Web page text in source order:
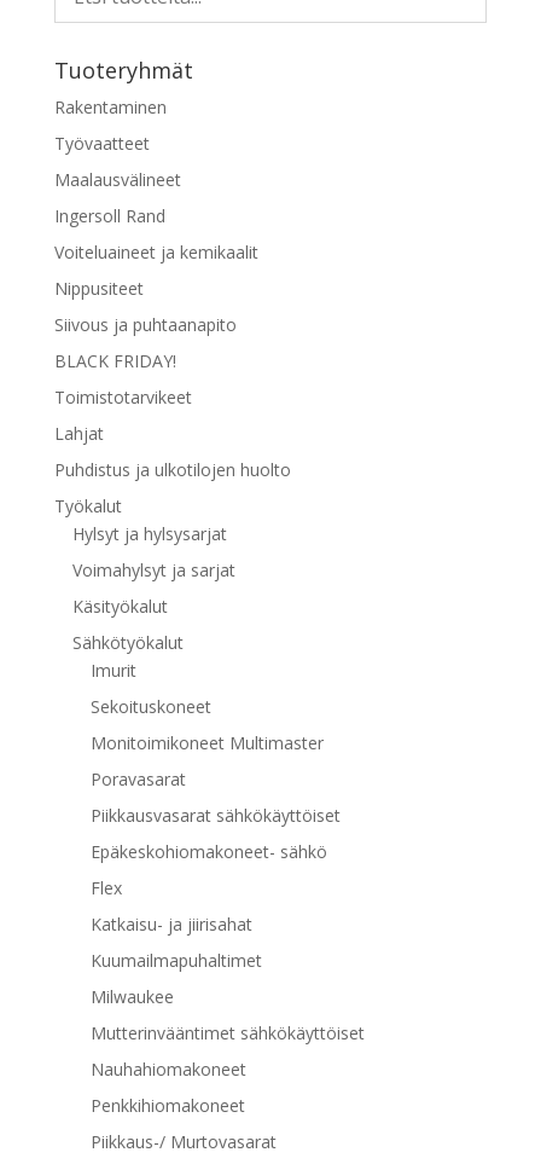
Tuoteryhmät
Rakentaminen
Työvaatteet
Maalausvälineet
Ingersoll Rand
Voiteluaineet ja kemikaalit
Nippusiteet
Siivous ja puhtaanapito
BLACK FRIDAY!
Toimistotarvikeet
Lahjat
Puhdistus ja ulkotilojen huolto
Työkalut
Hylsyt ja hylsysarjat
Voimahylsyt ja sarjat
Käsityökalut
Sähkötyökalut
Imurit
Sekoituskoneet
Monitoimikoneet Multimaster
Poravasarat
Piikkausvasarat sähkökäyttöiset
Epäkeskohiomakoneet- sähkö
Flex
Katkaisu- ja jiirisahat
Kuumailmapuhaltimet
Milwaukee
Mutterinvääntimet sähkökäyttöiset
Nauhahiomakoneet
Penkkihiomakoneet
Piikkaus-/ Murtovasarat